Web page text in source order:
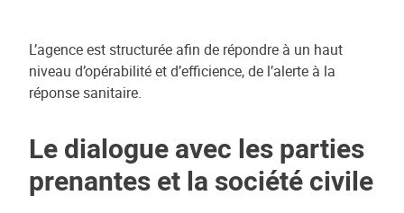
L’agence est structurée afin de répondre à un haut
niveau d’opérabilité et d’efficience, de l’alerte à la
réponse sanitaire.
Le dialogue avec les parties
prenantes et la société civile